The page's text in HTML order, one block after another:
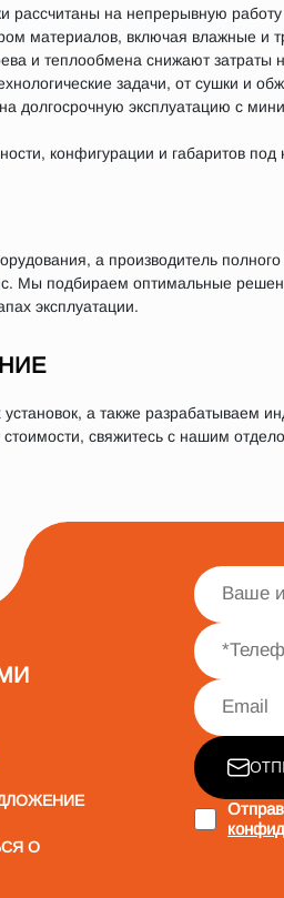
рассчитаны на непрерывную
материалов, включая влажные и
и теплообмена снижают затраты
задачи, от сушки и
долгосрочную эксплуатацию с
конфигурации и габаритов под
а производитель полного
Мы подбираем оптимальные
эксплуатации.
а также разрабатываем
свяжитесь с нашим
О